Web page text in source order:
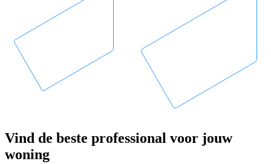
Vind de beste professional voor jouw
woning